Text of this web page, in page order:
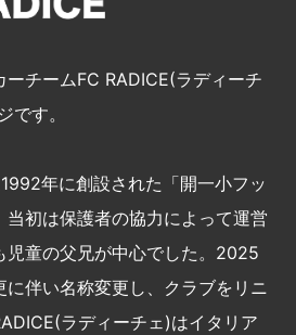
チームFC RADICE(ラディーチ
です。
年に創設された「開一小フッ
当初は保護者の協力によって運営
児童の父兄が中心でした。2025
に伴い名称変更し、クラブをリニ
ラディーチェ)はイタリア